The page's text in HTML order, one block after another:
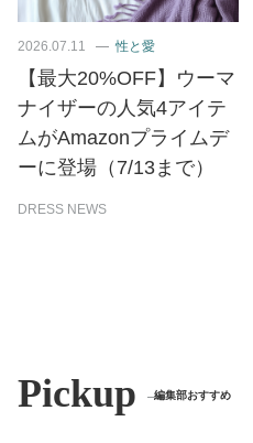
2026.07.11 性と愛
【最大20%OFF】ウーマ
ナイザーの人気4アイテ
ムがAmazonプライムデ
ーに登場（7/13まで）
DRESS NEWS
Pickup 編集部おすすめ